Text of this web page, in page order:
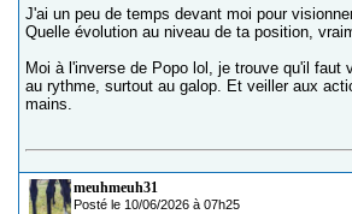
J'ai un peu de temps devant moi pour
Quelle évolution au niveau de ta position,
Moi à l'inverse de Popo lol, je trouve qu'il faut
au rythme, surtout au galop. Et veiller aux
mains.
meuhmeuh31
Posté le 10/06/2026 à 07h25